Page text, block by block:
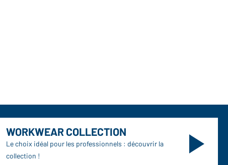
WORKWEAR COLLECTION
Le choix idéal pour les professionnels : découvrir la
collection !